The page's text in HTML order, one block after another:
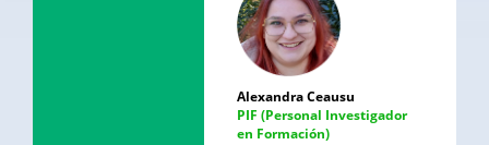
Alexandra Ceausu
PIF (Personal Investigador
en Formación)